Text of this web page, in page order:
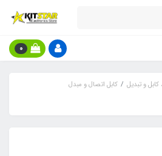
0
کابل و تبدیل
کابل اتصال و مبدل